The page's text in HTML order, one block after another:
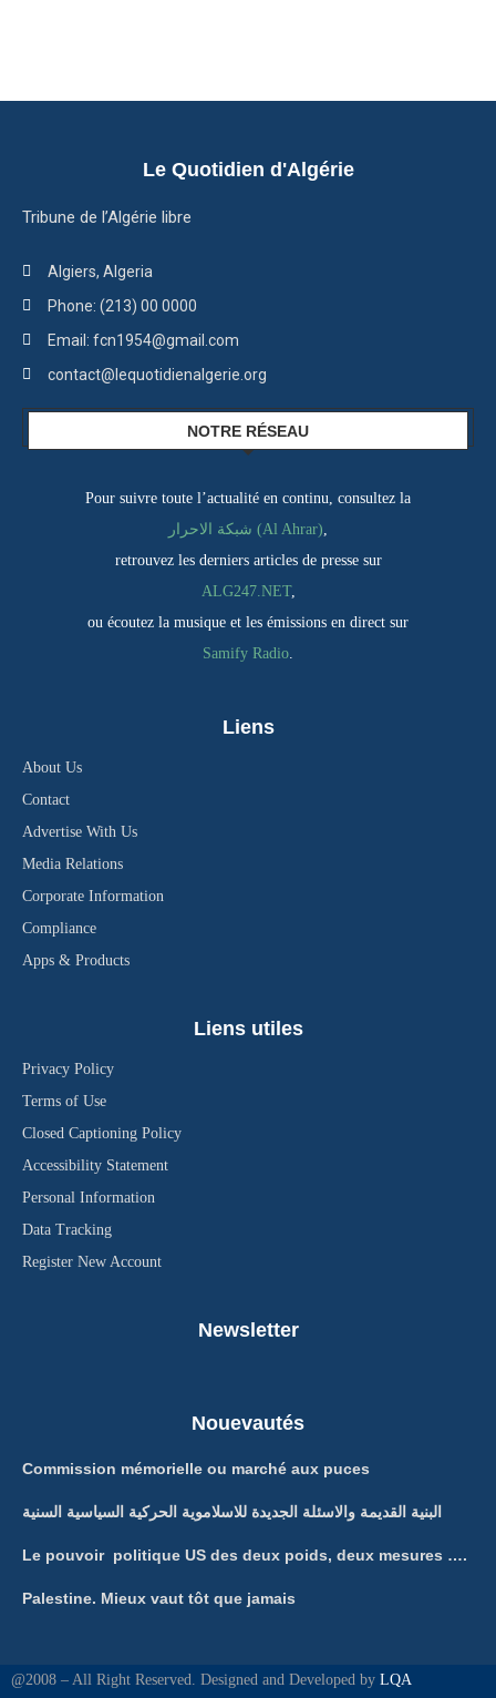
Le Quotidien d'Algérie
Tribune de l’Algérie libre
Algiers, Algeria
Phone: (213) 00 0000
Email: fcn1954@gmail.com
contact@lequotidienalgerie.org
NOTRE RÉSEAU
Pour suivre toute l’actualité en continu, consultez la
شبكة الاحرار (Al Ahrar),
retrouvez les derniers articles de presse sur
ALG247.NET,
ou écoutez la musique et les émissions en direct sur
Samify Radio.
Liens
About Us
Contact
Advertise With Us
Media Relations
Corporate Information
Compliance
Apps & Products
Liens utiles
Privacy Policy
Terms of Use
Closed Captioning Policy
Accessibility Statement
Personal Information
Data Tracking
Register New Account
Newsletter
Nouevautés
Commission mémorielle ou marché aux puces
البنية القديمة والاسئلة الجديدة للاسلاموية الحركية السياسية السنية
Le pouvoir politique US des deux poids, deux mesures ….
Palestine. Mieux vaut tôt que jamais
@2008 – All Right Reserved. Designed and Developed by LQA